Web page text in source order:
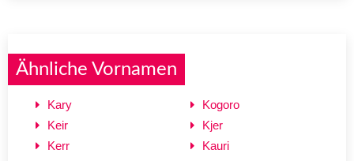
Ähnliche Vornamen
Kary
Keir
Kerr
Kogoro
Kjer
Kauri